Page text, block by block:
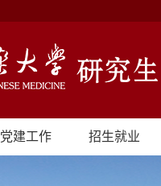
党建工作 招生就业